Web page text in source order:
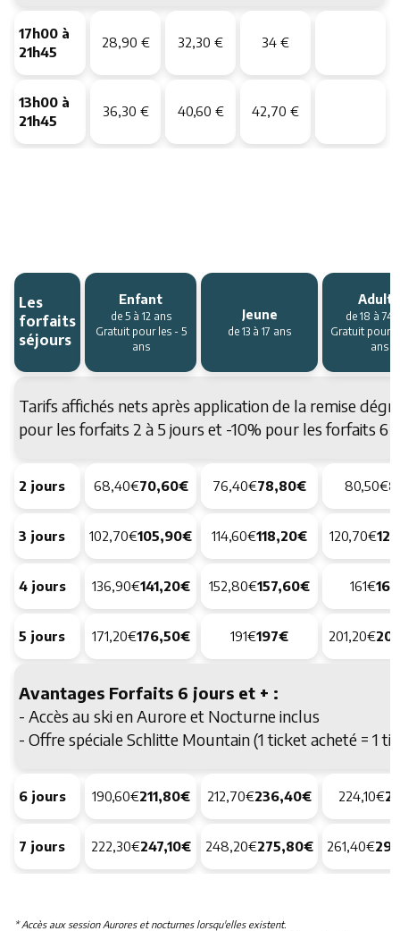
17h00 à
21h45
28,90 € 32,30 € 34 €
13h00 à
21h45
36,30 € 40,60 € 42,70 €
Les
forfaits
séjours
Enfant
de 5 à 12 ans
Gratuit pour les - 5
ans
Jeune
de 13 à 17 ans
Adulte
de 18 à 74
Gratuit pour
ans
Tarifs affichés nets après application de la remise
pour les forfaits 2 à 5 jours et -10% pour les forfaits 6
2 jours 68,40€70,60€ 76,40€78,80€ 80,50€
3 jours 102,70€105,90€ 114,60€118,20€ 120,70€
4 jours 136,90€141,20€ 152,80€157,60€ 161€
5 jours 171,20€176,50€ 191€197€ 201,20€
Avantages Forfaits 6 jours et + :
- Accès au ski en Aurore et Nocturne inclus
- Offre spéciale Schlitte Mountain (1 ticket acheté = 1
6 jours 190,60€211,80€ 212,70€236,40€ 224,10€
7 jours 222,30€247,10€ 248,20€275,80€ 261,40€
* Accès aux session Aurores et nocturnes lorsqu'elles existent.